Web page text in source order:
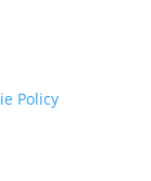
Policy